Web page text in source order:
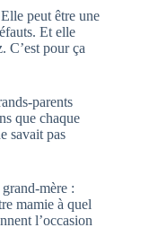
peut être une
Et elle
C’est pour ça
parents
que chaque
savait pas
mère :
mamie à quel
l’occasion